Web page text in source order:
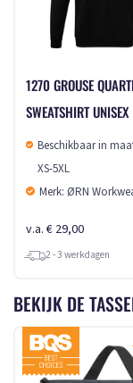
1270 GROUSE
SWEATSHIRT UNISEX
Beschikbaar in
XS-5XL
Merk: ØRN
v.a. € 29,00
2 - 3 werkdagen
BEKIJK DE